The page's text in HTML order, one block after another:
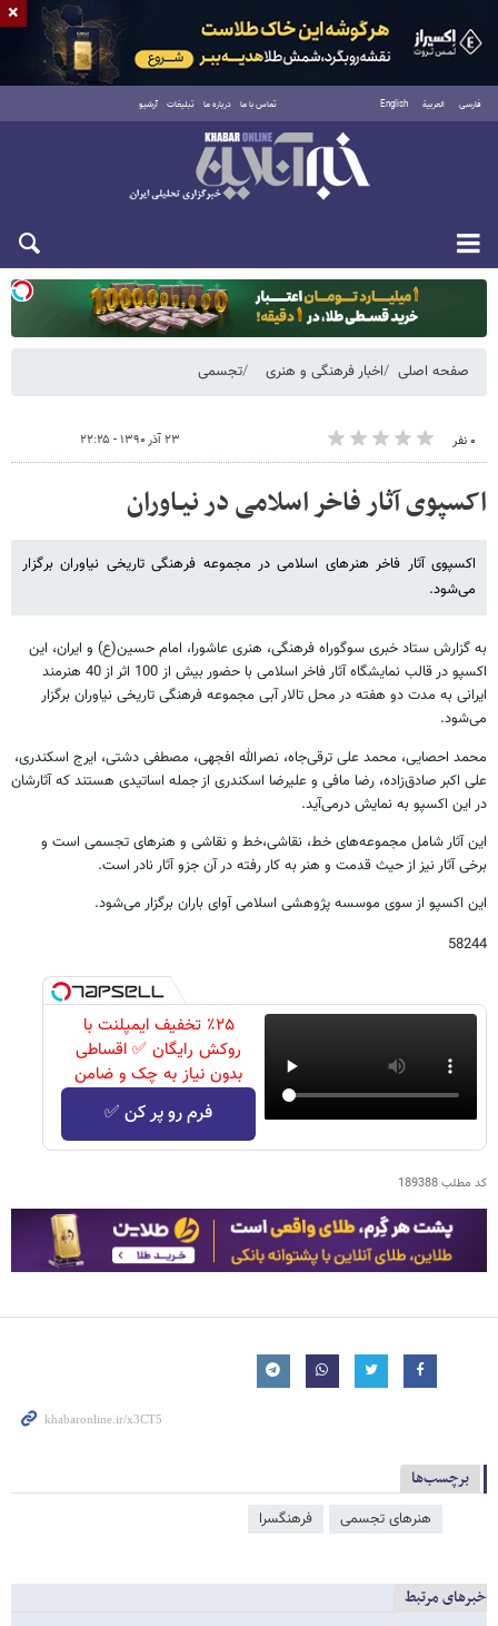
فارسی العربية English تماس با ما درباره ما تبلیغات آرشیو
دوشنبه ۱۹ مرداد ۱۴۰۵
صفحه اصلی اخبار فرهنگی و هنری تجسمی
۰ نفر ۲۳ آذر ۱۳۹۰ - ۲۲:۲۵
اکسپوی آثار فاخر اسلامی در نیـاوران
اکسپوی آثار فاخر هنرهای اسلامی در مجموعه فرهنگی تاریخی نیاوران برگزار
می‌شود.
به گزارش ستاد خبری سوگوراه فرهنگی، هنری عاشورا، امام حسین(ع) و ایران، این
اکسپو در قالب نمایشگاه آثار فاخر اسلامی با حضور بیش از 100 اثر از 40 هنرمند
ایرانی به مدت دو هفته در محل تالار آبی مجموعه فرهنگی تاریخی نیاوران برگزار
می‌‌شود.
محمد احصایی، محمد علی ترقی‌جاه، نصرالله افجهی، مصطفی دشتی، ایرج اسکندری،
علی اکبر صادق‌زاده، رضا مافی و علیرضا اسکندری از جمله اساتیدی هستند که آثارشان
در این اکسپو به نمایش در‌می‌آید.
این آثار شامل مجموعه‌های خط، نقاشی،خط و نقاشی و هنرهای تجسمی است و
برخی آثار نیز از حیث قدمت و هنر به کار رفته در آن جزو آثار نادر است.
این اکسپو از سوی موسسه پژوهشی اسلامی آوای باران برگزار می‌شود.
58244
٪۲۵ تخفیف ایمپلنت با
روکش رایگان ✅ اقساطی
بدون نیاز به چک و ضامن
فرم رو پر کن ✅
کد مطلب189388
برچسب‌ها
هنرهای تجسمی فرهنگسرا
خبرهای مرتبط
×